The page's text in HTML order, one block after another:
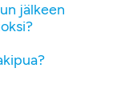
jälkeen